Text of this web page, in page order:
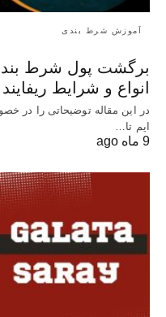
آموزش شرط بندی
برگشت پول شرط
انواع و شرایط
در این مقاله توضیحاتی را در
ایم تا…
9 ماه ago